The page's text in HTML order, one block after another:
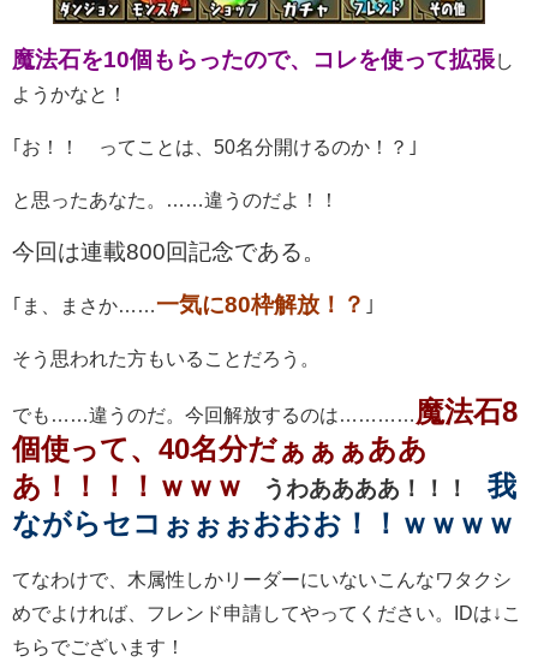
魔法石を10個もらったので、コレを使って拡張し
ようかなと！
｢お！！ ってことは、50名分開けるのか！？｣
と思ったあなた。……違うのだよ！！
今回は連載800回記念である。
｢ま、まさか…… 一気に80枠解放！？ ｣
そう思われた方もいることだろう。
でも……違うのだ。今回解放するのは…………
魔法石8
個使って、40名分だぁぁぁああ
あ！！！！ｗｗｗ
うわああああ！！！
我
ながらセコぉぉぉおおお！！ｗｗｗｗ
てなわけで、木属性しかリーダーにいないこんなワタクシ
めでよければ、フレンド申請してやってください。IDは↓こ
ちらでございます！